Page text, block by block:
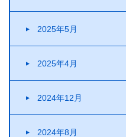
2025年5月
2025年4月
2024年12月
2024年8月